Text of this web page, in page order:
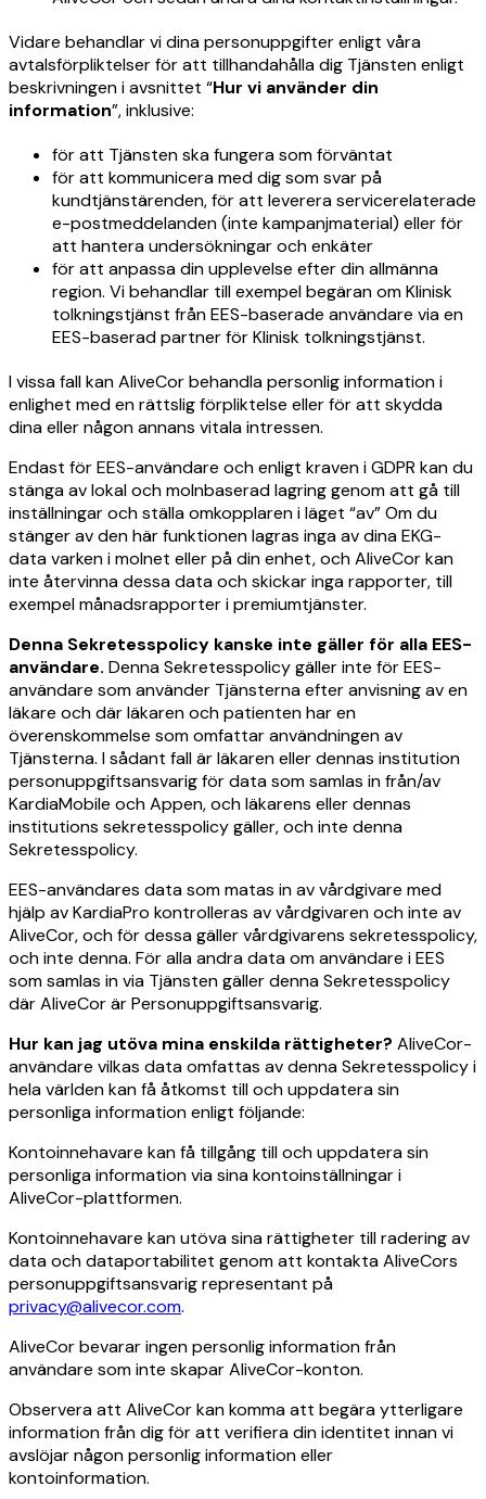
Vidare behandlar vi dina personuppgifter enligt våra
avtalsförpliktelser för att tillhandahålla dig Tjänsten enligt
beskrivningen i avsnittet “Hur vi använder din
information”, inklusive:
för att Tjänsten ska fungera som förväntat
för att kommunicera med dig som svar på
kundtjänstärenden, för att leverera servicerelaterade
e-postmeddelanden (inte kampanjmaterial) eller för
att hantera undersökningar och enkäter
för att anpassa din upplevelse efter din allmänna
region. Vi behandlar till exempel begäran om Klinisk
tolkningstjänst från EES-baserade användare via en
EES-baserad partner för Klinisk tolkningstjänst.
I vissa fall kan AliveCor behandla personlig information i
enlighet med en rättslig förpliktelse eller för att skydda
dina eller någon annans vitala intressen.
Endast för EES-användare och enligt kraven i GDPR kan du
stänga av lokal och molnbaserad lagring genom att gå till
inställningar och ställa omkopplaren i läget “av” Om du
stänger av den här funktionen lagras inga av dina EKG-
data varken i molnet eller på din enhet, och AliveCor kan
inte återvinna dessa data och skickar inga rapporter, till
exempel månadsrapporter i premiumtjänster.
Denna Sekretesspolicy kanske inte gäller för alla EES-
användare. Denna Sekretesspolicy gäller inte för EES-
användare som använder Tjänsterna efter anvisning av en
läkare och där läkaren och patienten har en
överenskommelse som omfattar användningen av
Tjänsterna. I sådant fall är läkaren eller dennas institution
personuppgiftsansvarig för data som samlas in från/av
KardiaMobile och Appen, och läkarens eller dennas
institutions sekretesspolicy gäller, och inte denna
Sekretesspolicy.
EES-användares data som matas in av vårdgivare med
hjälp av KardiaPro kontrolleras av vårdgivaren och inte av
AliveCor, och för dessa gäller vårdgivarens sekretesspolicy,
och inte denna. För alla andra data om användare i EES
som samlas in via Tjänsten gäller denna Sekretesspolicy
där AliveCor är Personuppgiftsansvarig.
Hur kan jag utöva mina enskilda rättigheter? AliveCor-
användare vilkas data omfattas av denna Sekretesspolicy i
hela världen kan få åtkomst till och uppdatera sin
personliga information enligt följande:
Kontoinnehavare kan få tillgång till och uppdatera sin
personliga information via sina kontoinställningar i
AliveCor-plattformen.
Kontoinnehavare kan utöva sina rättigheter till radering av
data och dataportabilitet genom att kontakta AliveCors
personuppgiftsansvarig representant på
privacy@alivecor.com.
AliveCor bevarar ingen personlig information från
användare som inte skapar AliveCor-konton.
Observera att AliveCor kan komma att begära ytterligare
information från dig för att verifiera din identitet innan vi
avslöjar någon personlig information eller
kontoinformation.